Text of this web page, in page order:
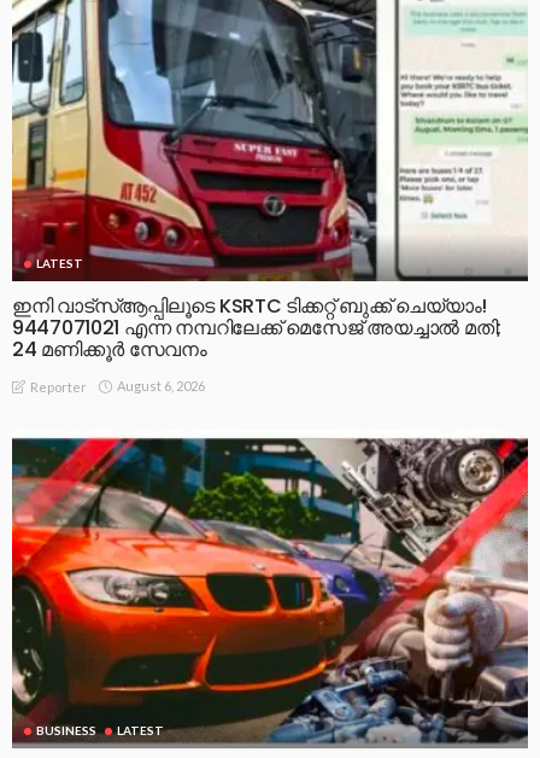
LATEST
ഇനി വാട്‌സ്ആപ്പിലൂടെ KSRTC ടിക്കറ്റ് ബുക്ക് ചെയ്യാം!
9447071021 എന്ന നമ്പറിലേക്ക് മെസേജ് അയച്ചാൽ മതി;
24 മണിക്കൂർ സേവനം
Reporter August 6, 2026
BUSINESS LATEST